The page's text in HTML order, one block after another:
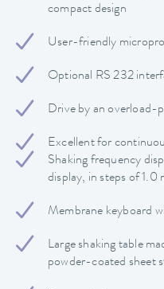
compact design
User-friendly
Optional RS 232
Drive by an overload-
Excellent for
Shaking frequency
display, in steps of
Membrane keyboard
Large shaking table
powder-coated sheet